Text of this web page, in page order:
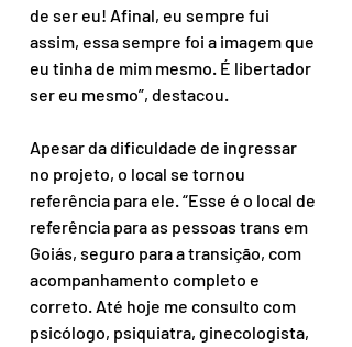
de ser eu! Afinal, eu sempre fui
assim, essa sempre foi a imagem que
eu tinha de mim mesmo. É libertador
ser eu mesmo”, destacou.
Apesar da dificuldade de ingressar
no projeto, o local se tornou
referência para ele. “Esse é o local de
referência para as pessoas trans em
Goiás, seguro para a transição, com
acompanhamento completo e
correto. Até hoje me consulto com
psicólogo, psiquiatra, ginecologista,